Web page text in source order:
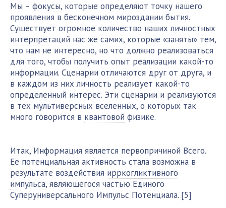
Мы – фокусы, которые определяют точку нашего
проявления в бесконечном мироздании бытия.
Существует огромное количество нашихличностных
интерпретаций нас же самих, которые «заняты» тем,
что нам не интересно, но что должно реализоваться
для того, чтобы получить опыт реализации какой-то
информации. Сценарии отличаются друг от друга, и
в каждом из них личность реализует какой-то
определенный интерес. Эти сценарии и реализуются
в тех мультиверсных вселенных, о которых так
много говорится в квантовой физике.
Итак, Информация является первопричиной Всего.
Её потенциальная активность стала возможна в
результате воздействия ирркогликтивного
импульса, являющегося частью Единого
Суперуниверсального Импульс Потенциала. [5]